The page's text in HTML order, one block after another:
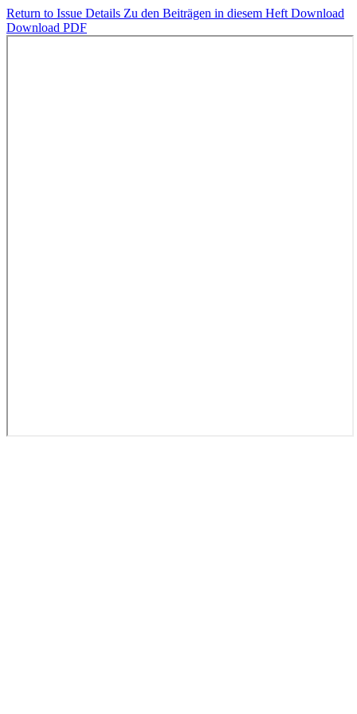
Return to Issue Details Zu den Beiträgen in diesem Heft Download
Download PDF